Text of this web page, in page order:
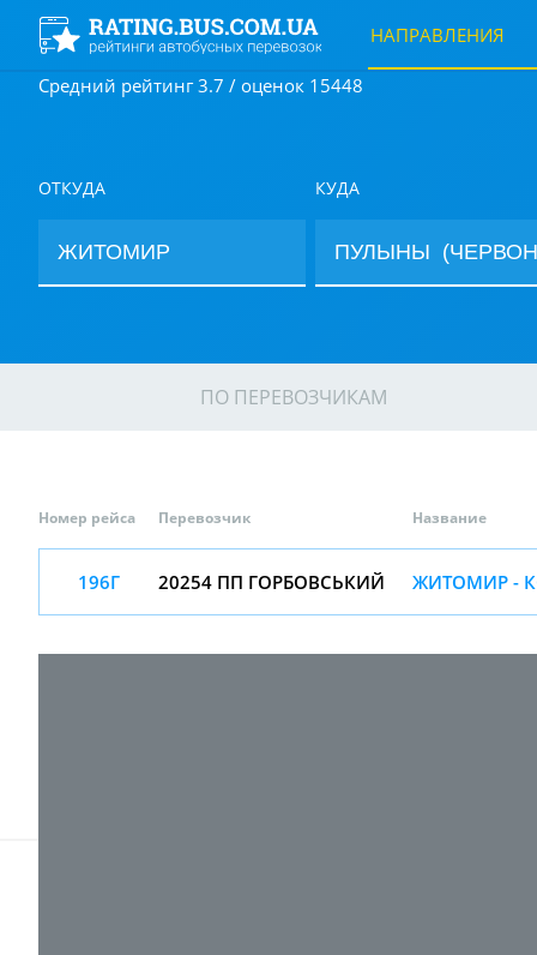
НАПРАВЛЕНИЯ
Средний рейтинг 3.7 / оценок 15448
ОТКУДА КУДА
ПО ПЕРЕВОЗЧИКАМ
Номер рейса Перевозчик Название
196Г 20254 ПП ГОРБОВСЬКИЙ ЖИТОМИР -